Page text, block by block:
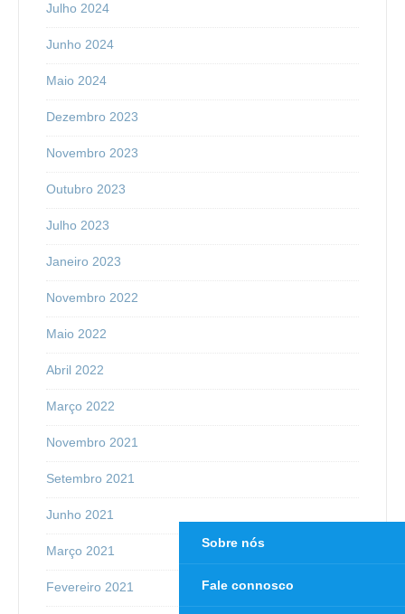
Julho 2024
Junho 2024
Maio 2024
Dezembro 2023
Novembro 2023
Outubro 2023
Julho 2023
Janeiro 2023
Novembro 2022
Maio 2022
Abril 2022
Março 2022
Novembro 2021
Setembro 2021
Junho 2021
Março 2021
Fevereiro 2021
Sobre nós
Fale connosco